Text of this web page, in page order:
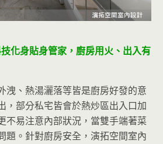
化身貼身管家，廚房用火、出入有
洩、熱湯灑落等皆是廚房好發的意
，部分私宅皆會於熱炒區出入口加
不易注意內部狀況，當雙手端著菜
題。針對廚房安全，演拓空間室內